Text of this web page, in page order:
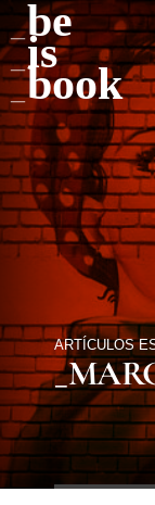
be
is
book
ARTÍCULOS